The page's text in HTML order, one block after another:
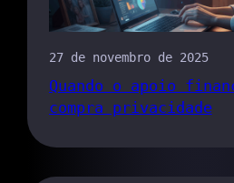
27 de novembro de 2025
Quando o apoio
compra privacidade